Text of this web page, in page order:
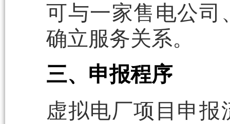
可与一家售电公司
确立服务关系。
三、申报程序
虚拟电厂项目申